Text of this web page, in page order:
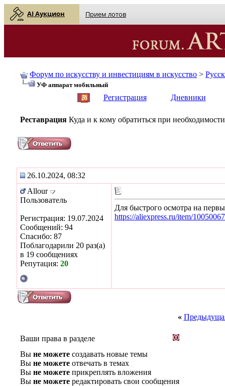
AI Аукцион Прием лотов
Форум по искусству и инвестициям в искусство >
УФ аппарат мобильный
Регистрация Дневники
Реставрация Куда и к кому обратиться при
26.10.2024, 08:32
Allour
Пользователь
Регистрация: 19.07.2024
Сообщений: 94
Спасибо: 87
Поблагодарили 20 раз(а)
в 19 сообщениях
Репутация: 20
Для быстрого осмотра на
https://aliexpress.ru/item/
«
Ваши права в разделе
Вы не можете создавать новые темы
Вы не можете отвечать в темах
Вы не можете прикреплять вложения
Вы не можете редактировать свои сообщения